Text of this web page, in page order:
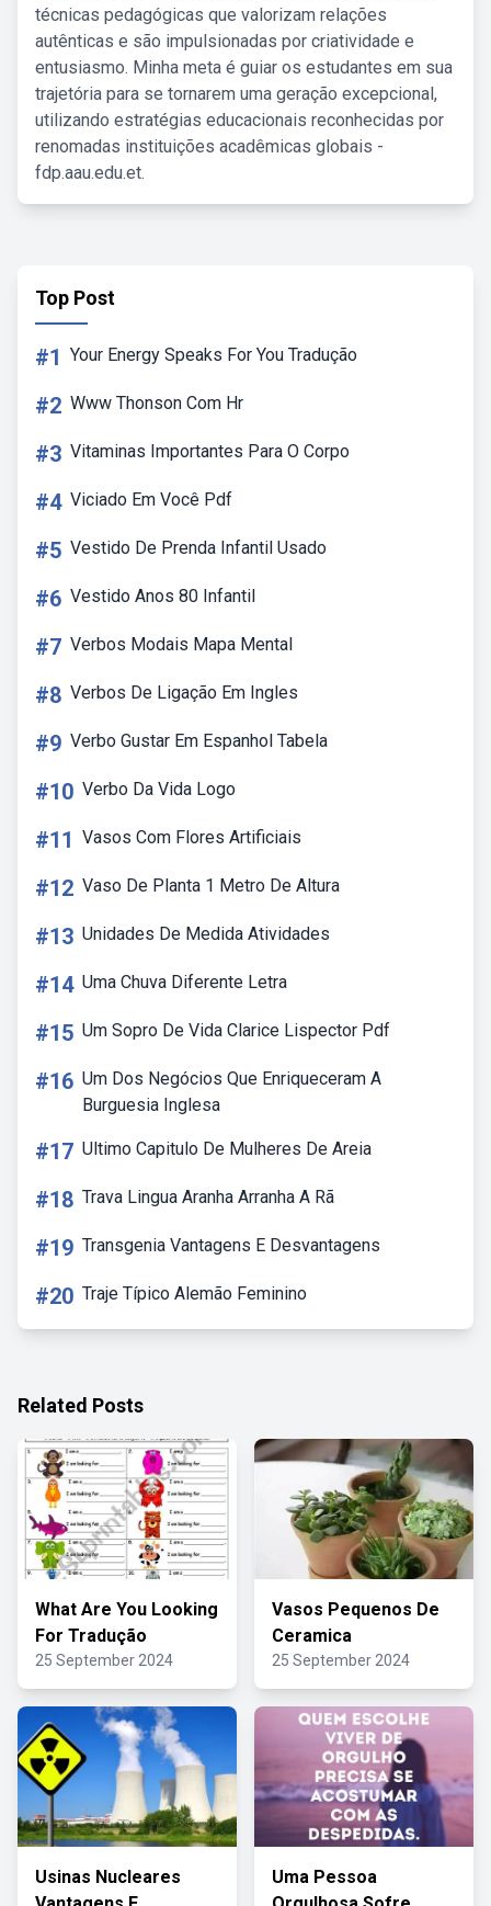
técnicas pedagógicas que valorizam relações
autênticas e são impulsionadas por criatividade e
entusiasmo. Minha meta é guiar os estudantes em sua
trajetória para se tornarem uma geração excepcional,
utilizando estratégias educacionais reconhecidas por
renomadas instituições acadêmicas globais -
fdp.aau.edu.et.
Top Post
#1 Your Energy Speaks For You Tradução
#2 Www Thonson Com Hr
#3 Vitaminas Importantes Para O Corpo
#4 Viciado Em Você Pdf
#5 Vestido De Prenda Infantil Usado
#6 Vestido Anos 80 Infantil
#7 Verbos Modais Mapa Mental
#8 Verbos De Ligação Em Ingles
#9 Verbo Gustar Em Espanhol Tabela
#10 Verbo Da Vida Logo
#11 Vasos Com Flores Artificiais
#12 Vaso De Planta 1 Metro De Altura
#13 Unidades De Medida Atividades
#14 Uma Chuva Diferente Letra
#15 Um Sopro De Vida Clarice Lispector Pdf
#16 Um Dos Negócios Que Enriqueceram A
Burguesia Inglesa
#17 Ultimo Capitulo De Mulheres De Areia
#18 Trava Lingua Aranha Arranha A Rã
#19 Transgenia Vantagens E Desvantagens
#20 Traje Típico Alemão Feminino
Related Posts
What Are You Looking
For Tradução
25 September 2024
Vasos Pequenos De
Ceramica
25 September 2024
Usinas Nucleares
Uma Pessoa